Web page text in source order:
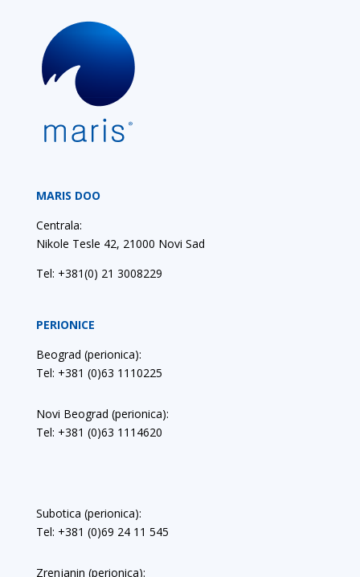
MARIS DOO
Centrala:
Nikole Tesle 42, 21000 Novi Sad
Tel: +381(0) 21 3008229
PERIONICE
Beograd (perionica):
Tel: +381 (0)63 1110225
Novi Beograd (perionica):
Tel: +381 (0)63 1114620
Subotica (perionica):
Tel: +381 (0)69 24 11 545
Zrenjanin (perionica):